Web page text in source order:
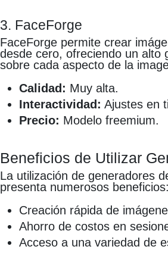
3. FaceForge
FaceForge permite crear
desde cero, ofreciendo un alto
sobre cada aspecto de la
Calidad: Muy alta.
Interactividad: Ajustes en
Precio: Modelo freemium.
Beneficios de Utilizar
La utilización de generadores
presenta numerosos beneficios:
Creación rápida de
Ahorro de costos en
Acceso a una variedad de